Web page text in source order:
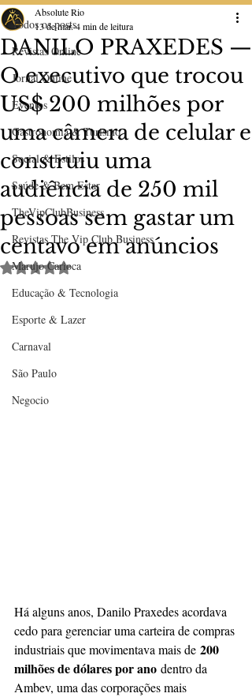
Todos os posts
Revistas Online
Jornal Online
Eventos
Gastronomia & Turismo
Social & Estilos
Saúde & Bem Estar
TheVipClubBusiness
Revistas The Vip Club Business
Marujo Carioca
Educação & Tecnologia
Esporte & Lazer
Carnaval
São Paulo
Negocio
DANILO PRAXEDES —
O executivo que trocou
US$ 200 milhões por
uma câmera de celular e
construiu uma
audiência de 250 mil
pessoas sem gastar um
centavo em anúncios
Absolute Rio
13 de mar.4 min de leitura
Avaliado com NaN de 5 estrelas.
Há alguns anos, Danilo Praxedes acordava
cedo para gerenciar uma carteira de compras
industriais que movimentava mais de 200
milhões de dólares por ano dentro da
Ambev, uma das corporações mais